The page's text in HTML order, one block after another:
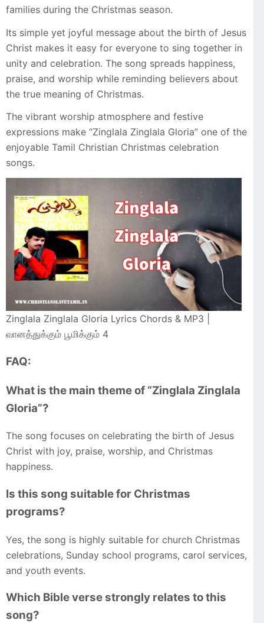
families during the Christmas season.
Its simple yet joyful message about the birth of Jesus
Christ makes it easy for everyone to sing together in
unity and celebration. The song spreads happiness,
praise, and worship while reminding believers about
the true meaning of Christmas.
The vibrant worship atmosphere and festive
expressions make “Zinglala Zinglala Gloria” one of the
enjoyable Tamil Christian Christmas celebration
songs.
Zinglala Zinglala Gloria Lyrics Chords & MP3 |
வானத்துக்கும் பூமிக்கும் 4
FAQ:
What is the main theme of “Zinglala Zinglala
Gloria”?
The song focuses on celebrating the birth of Jesus
Christ with joy, praise, worship, and Christmas
happiness.
Is this song suitable for Christmas
programs?
Yes, the song is highly suitable for church Christmas
celebrations, Sunday school programs, carol services,
and youth events.
Which Bible verse strongly relates to this
song?